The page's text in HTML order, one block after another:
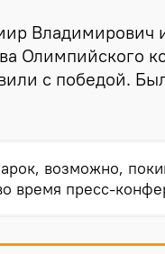
Владимирович
Олимпийского
с победой.
возможно,
время пресс-